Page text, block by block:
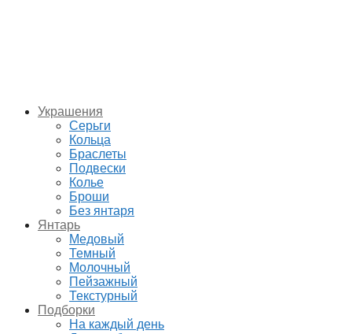
Украшения
Серьги
Кольца
Браслеты
Подвески
Колье
Броши
Без янтаря
Янтарь
Медовый
Темный
Молочный
Пейзажный
Текстурный
Подборки
На каждый день